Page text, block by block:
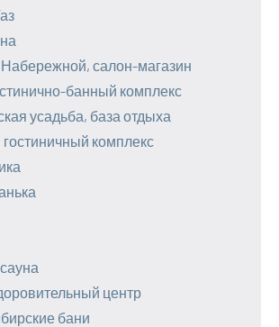
салон-магазин
банный комплекс
усадьба, база отдыха
комплекс
центр
бани